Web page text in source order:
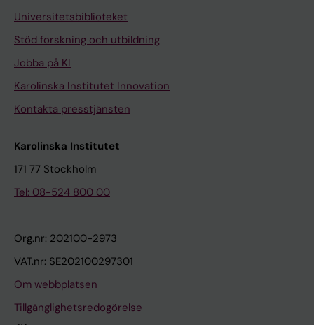
Universitetsbiblioteket
Stöd forskning och utbildning
Jobba på KI
Karolinska Institutet Innovation
Kontakta presstjänsten
Karolinska Institutet
171 77 Stockholm
Tel: 08-524 800 00
Org.nr: 202100-2973
VAT.nr: SE202100297301
Om webbplatsen
Tillgänglighetsredogörelse